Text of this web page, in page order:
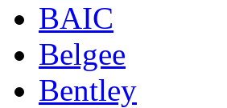
BAIC
Belgee
Bentley